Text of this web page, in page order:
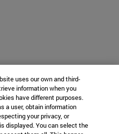
uses our own and third-
information when you
have different purposes.
a user, obtain information
your privacy, or
displayed. You can select the